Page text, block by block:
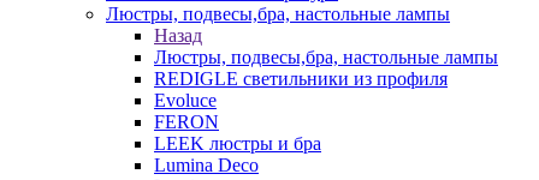
Люстры, подвесы,бра, настольные лампы
Назад
Люстры, подвесы,бра, настольные лампы
REDIGLE светильники из профиля
Evoluce
FERON
LEEK люстры и бра
Lumina Deco